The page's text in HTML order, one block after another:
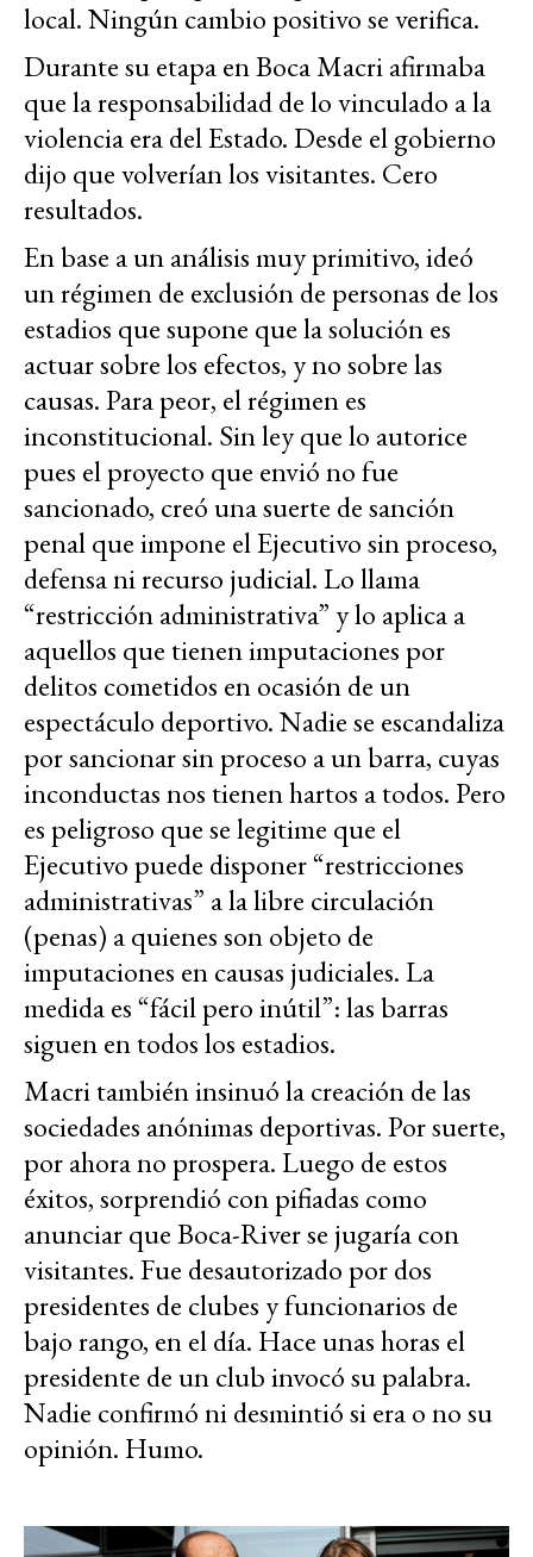
local. Ningún cambio positivo se verifica.
Durante su etapa en Boca Macri afirmaba
que la responsabilidad de lo vinculado a la
violencia era del Estado. Desde el gobierno
dijo que volverían los visitantes. Cero
resultados.
En base a un análisis muy primitivo, ideó
un régimen de exclusión de personas de los
estadios que supone que la solución es
actuar sobre los efectos, y no sobre las
causas. Para peor, el régimen es
inconstitucional. Sin ley que lo autorice
pues el proyecto que envió no fue
sancionado, creó una suerte de sanción
penal que impone el Ejecutivo sin proceso,
defensa ni recurso judicial. Lo llama
“restricción administrativa” y lo aplica a
aquellos que tienen imputaciones por
delitos cometidos en ocasión de un
espectáculo deportivo. Nadie se escandaliza
por sancionar sin proceso a un barra, cuyas
inconductas nos tienen hartos a todos. Pero
es peligroso que se legitime que el
Ejecutivo puede disponer “restricciones
administrativas” a la libre circulación
(penas) a quienes son objeto de
imputaciones en causas judiciales. La
medida es “fácil pero inútil”: las barras
siguen en todos los estadios.
Macri también insinuó la creación de las
sociedades anónimas deportivas. Por suerte,
por ahora no prospera. Luego de estos
éxitos, sorprendió con pifiadas como
anunciar que Boca-River se jugaría con
visitantes. Fue desautorizado por dos
presidentes de clubes y funcionarios de
bajo rango, en el día. Hace unas horas el
presidente de un club invocó su palabra.
Nadie confirmó ni desmintió si era o no su
opinión. Humo.